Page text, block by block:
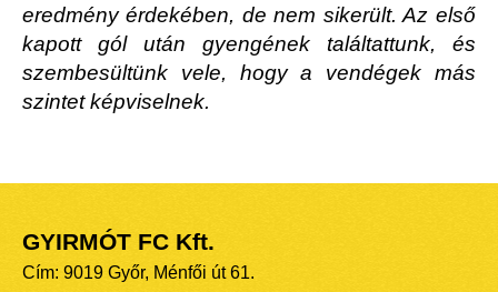
eredmény érdekében, de nem sikerült. Az első
kapott gól után gyengének találtattunk, és
szembesültünk vele, hogy a vendégek más
szintet képviselnek.
GYIRMÓT FC Kft.
Cím: 9019 Győr, Ménfői út 61.